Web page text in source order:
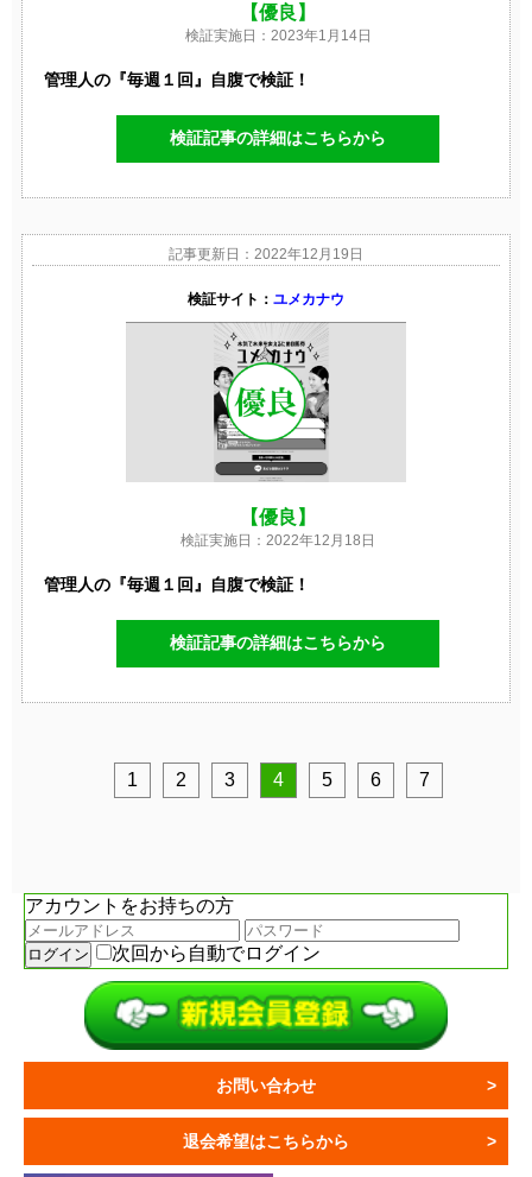
【優良】
検証実施日：2023年1月14日
管理人の『毎週１回』自腹で検証！
検証記事の詳細はこちらから
記事更新日：2022年12月19日
検証サイト： ユメカナウ
【優良】
検証実施日：2022年12月18日
管理人の『毎週１回』自腹で検証！
検証記事の詳細はこちらから
1 2 3 4 5 6 7
アカウントをお持ちの方
次回から自動でログイン
お問い合わせ
退会希望はこちらから